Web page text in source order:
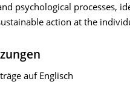
psychological processes,
action at the
auf Englisch